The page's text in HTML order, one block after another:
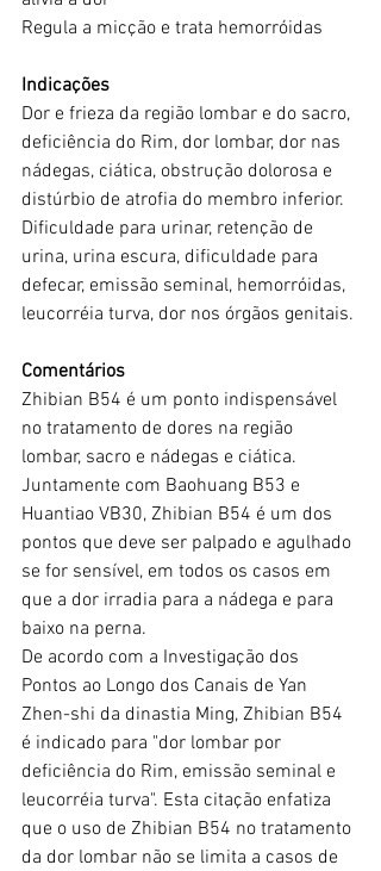
Regula a micção e trata hemorróidas
Indicações
Dor e frieza da região lombar e do sacro,
deficiência do Rim, dor lombar, dor nas
nádegas, ciática, obstrução dolorosa e
distúrbio de atrofia do membro inferior.
Dificuldade para urinar, retenção de
urina, urina escura, dificuldade para
defecar, emissão seminal, hemorróidas,
leucorréia turva, dor nos órgãos genitais.
Comentários
Zhibian B54 é um ponto indispensável
no tratamento de dores na região
lombar, sacro e nádegas e ciática.
Juntamente com Baohuang B53 e
Huantiao VB30, Zhibian B54 é um dos
pontos que deve ser palpado e agulhado
se for sensível, em todos os casos em
que a dor irradia para a nádega e para
baixo na perna.
De acordo com a Investigação dos
Pontos ao Longo dos Canais de Yan
Zhen-shi da dinastia Ming, Zhibian B54
é indicado para "dor lombar por
deficiência do Rim, emissão seminal e
leucorréia turva". Esta citação enfatiza
que o uso de Zhibian B54 no tratamento
da dor lombar não se limita a casos de